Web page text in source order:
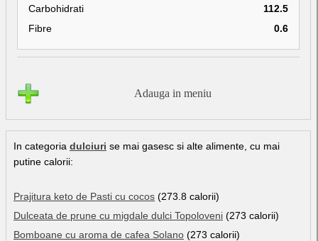
Carbohidrati
112.5
Fibre
0.6
Adauga in meniu
In categoria dulciuri se mai gasesc si alte alimente, cu mai
putine calorii:
Prajitura keto de Pasti cu cocos (273.8 calorii)
Dulceata de prune cu migdale dulci Topoloveni (273 calorii)
Bomboane cu aroma de cafea Solano (273 calorii)